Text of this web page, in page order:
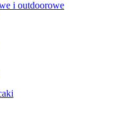
i outdoorowe